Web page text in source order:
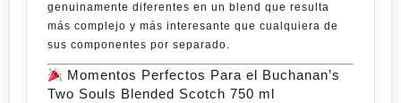
genuinamente diferentes en un blend que resulta
más complejo y más interesante que cualquiera de
sus componentes por separado.
Momentos Perfectos Para el Buchanan’s
Two Souls Blended Scotch 750 ml